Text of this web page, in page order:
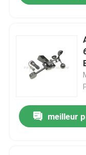
meilleur